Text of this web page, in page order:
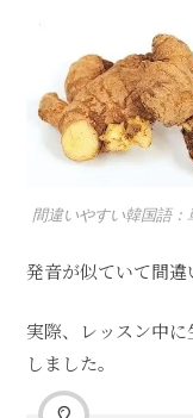
間違いやすい韓国語
発音が似ていて間違
実際、レッスン中
しました。